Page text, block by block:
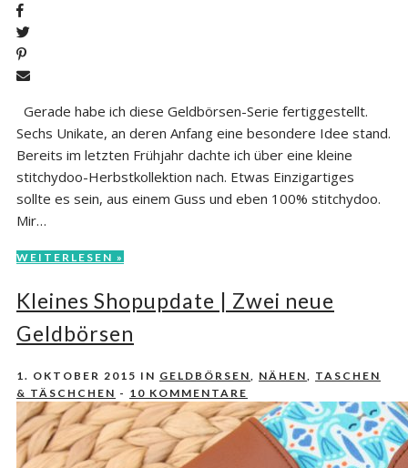
Gerade habe ich diese Geldbörsen-Serie fertiggestellt.
Sechs Unikate, an deren Anfang eine besondere Idee stand.
Bereits im letzten Frühjahr dachte ich über eine kleine
stitchydoo-Herbstkollektion nach. Etwas Einzigartiges
sollte es sein, aus einem Guss und eben 100% stitchydoo.
Mir…
WEITERLESEN »
Kleines Shopupdate | Zwei neue
Geldbörsen
1. OKTOBER 2015 IN GELDBÖRSEN, NÄHEN, TASCHEN
& TÄSCHCHEN - 10 KOMMENTARE